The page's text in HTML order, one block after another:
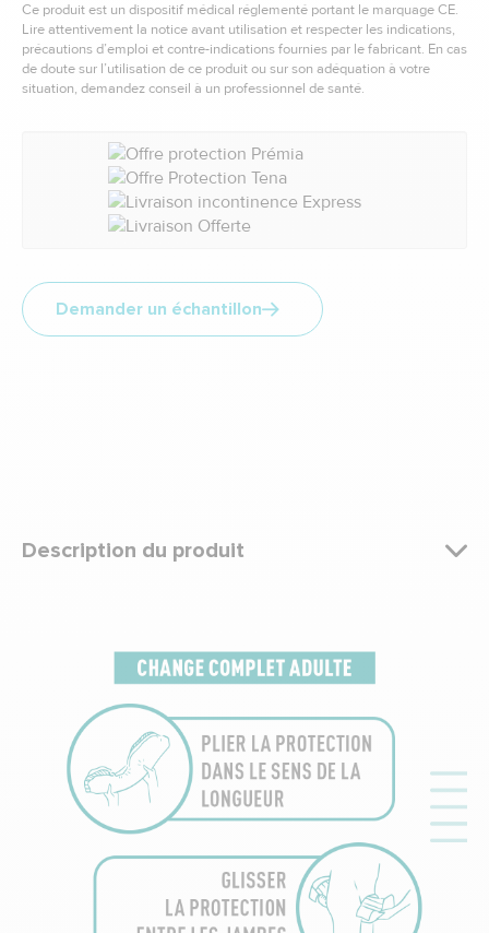
Ce produit est un dispositif médical réglementé portant le marquage CE.
Lire attentivement la notice avant utilisation et respecter les indications,
précautions d’emploi et contre-indications fournies par le fabricant. En cas
de doute sur l’utilisation de ce produit ou sur son adéquation à votre
situation, demandez conseil à un professionnel de santé.
Demander un échantillon
Description du produit